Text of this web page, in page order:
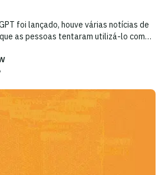
foi lançado, houve várias notícias de
as pessoas tentaram utilizá-lo como